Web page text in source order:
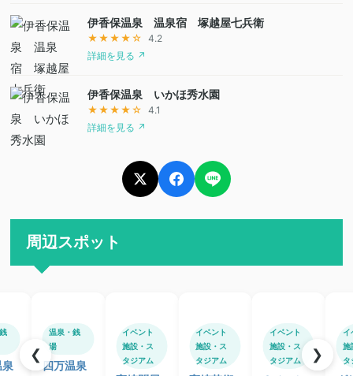
伊香保温泉 温泉宿 塚越屋七兵衛
★★★★☆
4.2
詳細を見る ↗
伊香保温泉 いかほ秀水園
★★★★☆
4.1
詳細を見る ↗
周辺スポット
温泉・銭
湯
四万温泉
イベント
施設・ス
タジアム
イベント
施設・ス
タジアム
イベント
施設・ス
タジアム
イ
施
タ
❮ ❯